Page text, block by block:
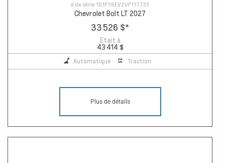
# de série 1G1FY6EV2VF117733
Chevrolet Bolt LT 2027
33 526 $*
Etait à
43 414 $
Automatique Traction
Plus de détails